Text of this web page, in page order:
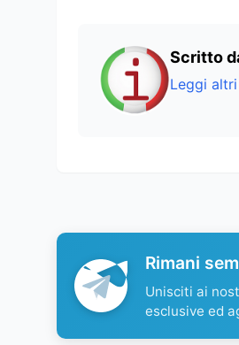
Scritto
Leggi
Rimani
Unisciti ai
esclusive ed